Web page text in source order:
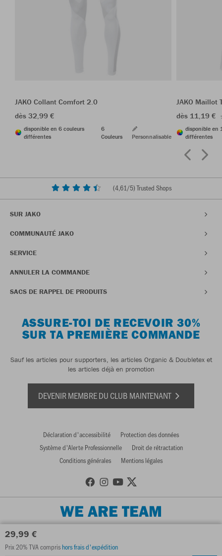
29,99 €
Prix 20% TVA compris hors frais d'expédition
JAKO Collant Comfort 2.0
dès 32,99 €
disponible en 6 couleurs
différentes
6
Couleurs
Personnalisable
JAKO Maillot
dès 11,19 €
disponible en
différentes
(4,61/5) Trusted Shops
SUR JAKO
COMMUNAUTÉ JAKO
SERVICE
ANNULER LA COMMANDE
SACS DE RAPPEL DE PRODUITS
ASSURE-TOI DE RECEVOIR 30%
SUR TA PREMIÈRE COMMANDE
Sauf les articles pour supporters, les articles Organic & Doubletex et
les articles déjà en promotion
DEVENIR MEMBRE DU CLUB MAINTENANT
Déclaration d'accessibilité
Protection des données
Système d'Alerte Professionnelle
Droit de rétractation
Conditions générales
Mentions légales
WE ARE TEAM